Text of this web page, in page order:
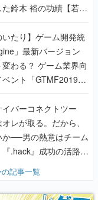
鈴木 裕の功績【若ゲ
いたり】ゲーム開発統
」最新バージョン
わる？ ゲーム業界向
ント「GTMF2019」
深めよう【PR】
イバーコネクトツー
レが取る。だから、
──男の熱意はチーム
.hack』成功の活路を
った【若ゲのいた
の記事一覧